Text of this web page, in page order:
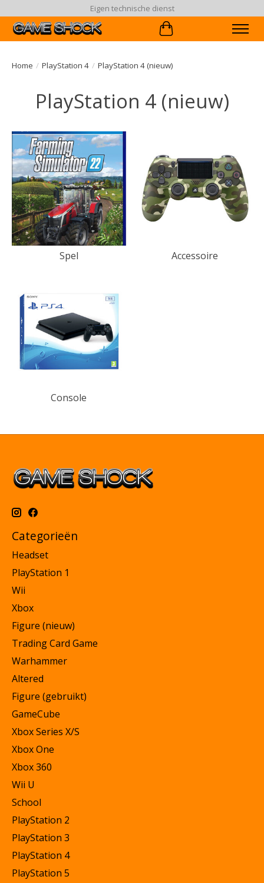
Eigen technische dienst
Winkelwagen
Home / PlayStation 4 / PlayStation 4 (nieuw)
PlayStation 4 (nieuw)
Spel Accessoire
Console
Categorieën
Headset
PlayStation 1
Wii
Xbox
Figure (nieuw)
Trading Card Game
Warhammer
Altered
Figure (gebruikt)
GameCube
Xbox Series X/S
Xbox One
Xbox 360
Wii U
School
PlayStation 2
PlayStation 3
PlayStation 4
PlayStation 5